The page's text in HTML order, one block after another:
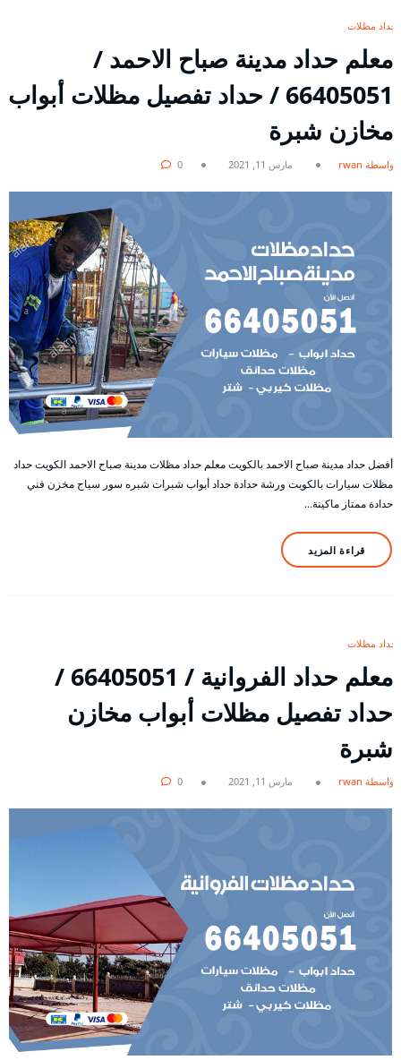
حداد مظلات
معلم حداد مدينة صباح الاحمد /
66405051 / حداد تفصيل مظلات أبواب
مخازن شبرة
بواسطة rwan مارس 11, 2021 0
أفضل حداد مدينة صباح الاحمد بالكويت معلم حداد مظلات مدينة صباح الاحمد الكويت حداد
مظلات سيارات بالكويت ورشة حدادة حداد أبواب شبرات شبره سور سياج مخزن فني
حدادة ممتاز ماكينة…
قراءة المزيد
حداد مظلات
معلم حداد الفروانية / 66405051 /
حداد تفصيل مظلات أبواب مخازن
شبرة
بواسطة rwan مارس 11, 2021 0